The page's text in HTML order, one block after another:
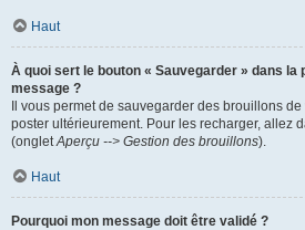
Haut
À quoi sert le bouton « Sauvegarder » dans la
message ?
Il vous permet de sauvegarder des brouillons
poster ultérieurement. Pour les recharger, allez
(ongletAperçu --> Gestion des brouillons).
Haut
Pourquoi mon message doit être validé ?